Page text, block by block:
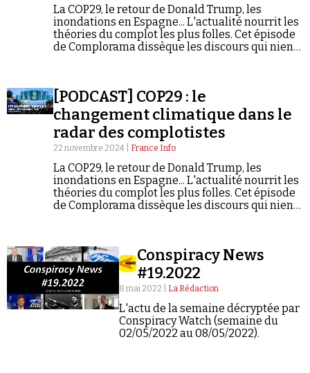
Demander à Vera
Se connecter
La COP29, le retour de Donald Trump, les
inondations en Espagne... L'actualité nourrit les
théories du complot les plus folles. Cet épisode
de Complorama dissèque les discours qui nient
[PODCAST] COP29 : le
changement climatique dans le
radar des complotistes
22 novembre 2024 | France Info
La COP29, le retour de Donald Trump, les
inondations en Espagne... L'actualité nourrit les
théories du complot les plus folles. Cet épisode
de Complorama dissèque les discours qui nient
Conspiracy News
#19.2022
8 mai 2022 | La Rédaction
L'actu de la semaine décryptée par
Conspiracy Watch (semaine du
02/05/2022 au 08/05/2022).